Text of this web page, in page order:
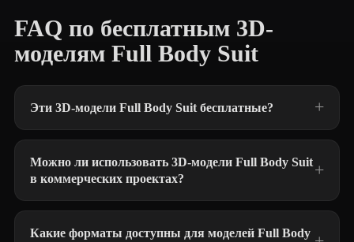
FAQ по бесплатным 3D-
моделям Full Body Suit
Эти 3D-модели Full Body Suit бесплатные?
Можно ли использовать 3D-модели Full Body Suit
в коммерческих проектах?
Какие форматы доступны для моделей Full Body